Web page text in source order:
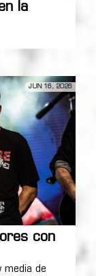
la
JUN 16, 2026
con
media de